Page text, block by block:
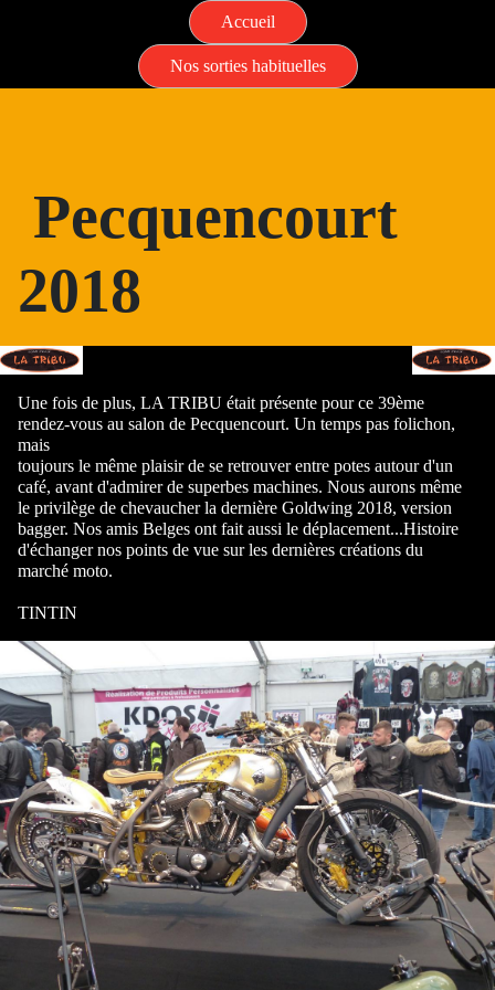
Accueil
Nos sorties habituelles
Pecquencourt
2018
Une fois de plus, LA TRIBU était présente pour ce 39ème
rendez-vous au salon de Pecquencourt. Un temps pas folichon,
mais
toujours le même plaisir de se retrouver entre potes autour d'un
café, avant d'admirer de superbes machines. Nous aurons même
le privilège de chevaucher la dernière Goldwing 2018, version
bagger. Nos amis Belges ont fait aussi le déplacement...Histoire
d'échanger nos points de vue sur les dernières créations du
marché moto.
TINTIN